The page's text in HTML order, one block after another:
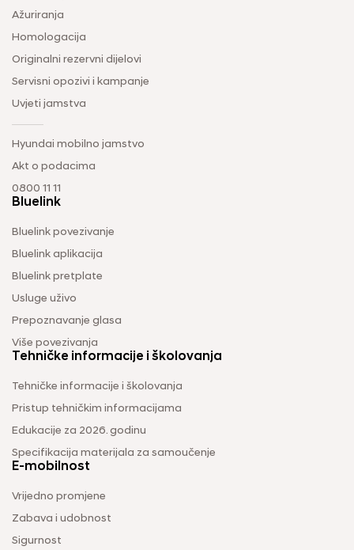
Ažuriranja
Homologacija
Originalni rezervni dijelovi
Servisni opozivi i kampanje
Uvjeti jamstva
Hyundai mobilno jamstvo
Akt o podacima
0800 11 11
Bluelink
Bluelink povezivanje
Bluelink aplikacija
Bluelink pretplate
Usluge uživo
Prepoznavanje glasa
Više povezivanja
Tehničke informacije i školovanja
Tehničke informacije i školovanja
Pristup tehničkim informacijama
Edukacije za 2026. godinu
Specifikacija materijala za samoučenje
E-mobilnost
Vrijedno promjene
Zabava i udobnost
Sigurnost